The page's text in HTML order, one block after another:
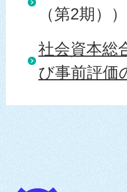
（第2期））
社会資本総
び事前評価